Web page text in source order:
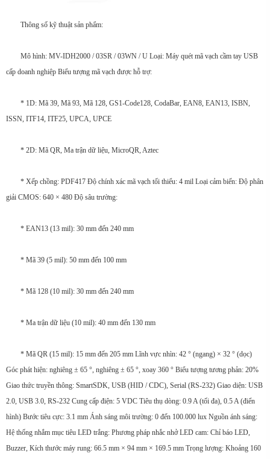
Thông số kỹ thuật sản phẩm:
Mô hình: MV-IDH2000 / 03SR / 03WN / U Loại: Máy quét mã vạch cầm tay USB
cấp doanh nghiệp Biểu tượng mã vạch được hỗ trợ:
* 1D: Mã 39, Mã 93, Mã 128, GS1-Code128, CodaBar, EAN8, EAN13, ISBN,
ISSN, ITF14, ITF25, UPCA, UPCE
* 2D: Mã QR, Ma trận dữ liệu, MicroQR, Aztec
* Xếp chồng: PDF417 Độ chính xác mã vạch tối thiểu: 4 mil Loại cảm biến: Độ phân
giải CMOS: 640 × 480 Độ sâu trường:
* EAN13 (13 mil): 30 mm đến 240 mm
* Mã 39 (5 mil): 50 mm đến 100 mm
* Mã 128 (10 mil): 30 mm đến 240 mm
* Ma trận dữ liệu (10 mil): 40 mm đến 130 mm
* Mã QR (15 mil): 15 mm đến 205 mm Lĩnh vực nhìn: 42 ° (ngang) × 32 ° (dọc)
Góc phát hiện: nghiêng ± 65 °, nghiêng ± 65 °, xoay 360 ° Biểu tượng tương phản: 20%
Giao thức truyền thông: SmartSDK, USB (HID / CDC), Serial (RS-232) Giao diện: USB
2.0, USB 3.0, RS-232 Cung cấp điện: 5 VDC Tiêu thụ dòng: 0.9 A (tối đa), 0.5 A (điển
hình) Bước tiêu cực: 3.1 mm Ánh sáng môi trường: 0 đến 100.000 lux Nguồn ánh sáng:
Hệ thống nhắm mục tiêu LED trắng: Phương pháp nhắc nhở LED cam: Chỉ báo LED,
Buzzer, Kích thước máy rung: 66.5 mm × 94 mm × 169.5 mm Trọng lượng: Khoảng 160